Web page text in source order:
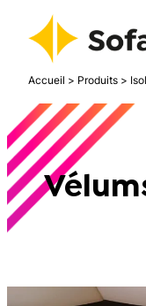
Accueil > Produits >